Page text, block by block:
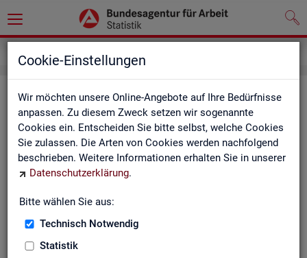
Cookie-Einstellungen
Wir möchten unsere Online-Angebote auf Ihre Bedürfnisse
anpassen. Zu diesem Zweck setzen wir sogenannte
Cookies ein. Entscheiden Sie bitte selbst, welche Cookies
Sie zulassen. Die Arten von Cookies werden nachfolgend
beschrieben. Weitere Informationen erhalten Sie in unserer
Datenschutzerklärung.
Bitte wählen Sie aus:
Technisch Notwendig
Statistik
News­let­ter Sta­tis­tik und Ar­beits­
markt­be­richt­erstat­tung der BA
Mit dem mo­nat­li­chen News­let­ter in­for­mie­ren wir Sie über
ver­schie­de­ne The­men und ak­tu­el­le Ent­wick­lun­gen.
ak­tu­el­le Be­rich­te, wie z. B. den Mo­nats­be­richt und den BA-
neue Ver­öf­fent­li­chun­gen,
Son­der­be­rich­te,